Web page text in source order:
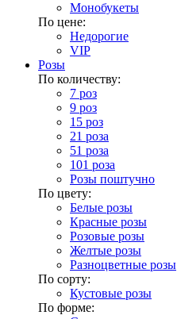
Монобукеты
По цене:
Недорогие
VIP
Розы
По количеству:
7 роз
9 роз
15 роз
21 роза
51 роза
101 роза
Розы поштучно
По цвету:
Белые розы
Красные розы
Розовые розы
Желтые розы
Разноцветные розы
По сорту:
Кустовые розы
По форме: